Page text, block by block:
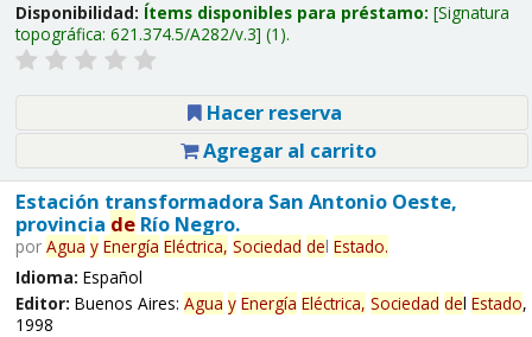
Disponibilidad: Ítems disponibles para préstamo: Signatura
topográfica: 621.374.5/A282/v.3 (1).
Hacer reserva
Agregar al carrito
Estación transformadora San Antonio Oeste,
provincia deRío Negro.
por Agua y Energía Eléctrica, Sociedad del Estado.
Idioma: Español
Editor: Buenos Aires: Agua y Energía Eléctrica, Sociedad del Estado,
1998